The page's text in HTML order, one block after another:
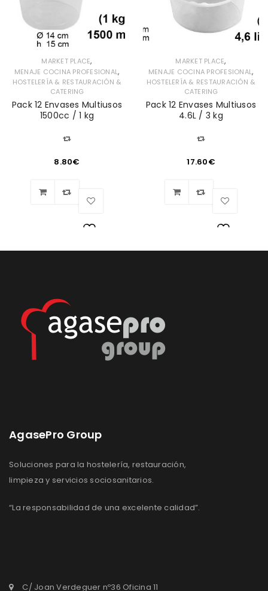
MARKET PLACE,
MENAJE COCINA PROFESIONAL,
HOSTELERÍA & RESTAURACIÓN &
CATERING
Pack 12 Envases Multiusos
1500cc / 1 kg
8.80€
Lista
MARKET PLACE,
MENAJE COCINA PROFESIONAL,
HOSTELERÍA & RESTAURACIÓN &
CATERING
Pack 12 Envases Multiusos
4.6L / 3 kg
17.60€
Lista
AgasePro Group
Soluciones para la hostelería, restauración,
limpieza y servicios sociosanitarios.
“La responsabilidad de una excelente calidad”.
C/ Joan Verdeguer nº36 Oficina 11